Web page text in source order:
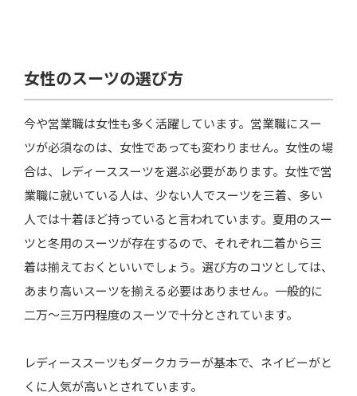
女性のスーツの選び方
今や営業職は女性も多く活躍しています。営業職にスー
ツが必須なのは、女性であっても変わりません。女性の場
合は、レディーススーツを選ぶ必要があります。女性で営
業職に就いている人は、少ない人でスーツを三着、多い
人では十着ほど持っていると言われています。夏用のスー
ツと冬用のスーツが存在するので、それぞれ二着から三
着は揃えておくといいでしょう。選び方のコツとしては、
あまり高いスーツを揃える必要はありません。一般的に
二万～三万円程度のスーツで十分とされています。
レディーススーツもダークカラーが基本で、ネイビーがと
くに人気が高いとされています。